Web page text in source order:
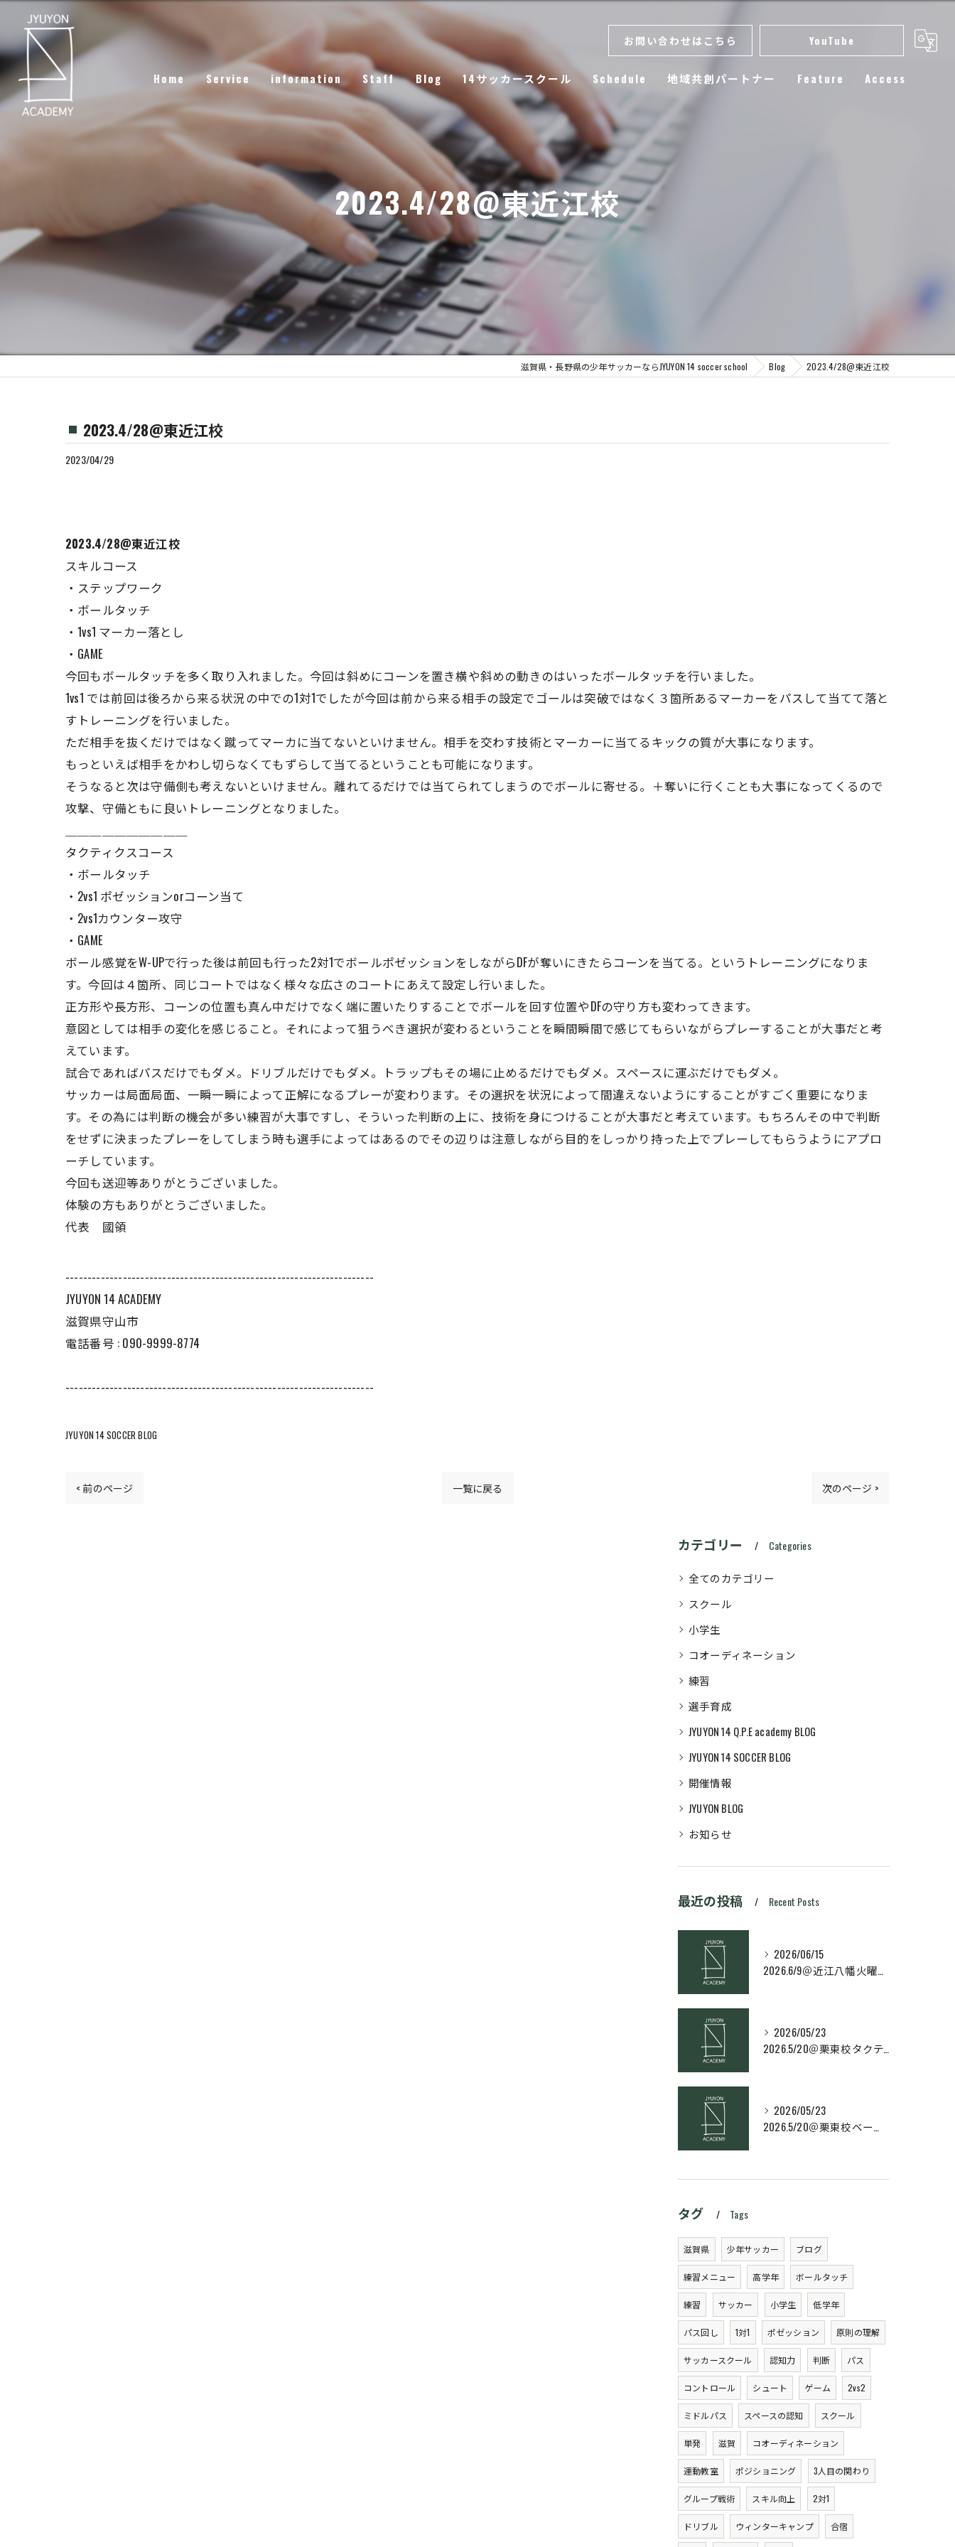
お問い合わせはこちら YouTube
Home Service information Staff Blog
Column
14サッカースクール Schedule 地域共創パートナー Feature Access
2023.4/28@東近江校
滋賀県・長野県の少年サッカーならJYUYON 14 soccer school Blog 2023.4/28@東近江校
2023.4/28@東近江校
2023/04/29
2023.4/28@東近江校
スキルコース
・ステップワーク
・ボールタッチ
・1vs1 マーカー落とし
・GAME
今回もボールタッチを多く取り入れました。今回は斜めにコーンを置き横や斜めの動きのはいったボールタッチを行いました。
1vs1 では前回は後ろから来る状況の中での1対1でしたが今回は前から来る相手の設定でゴールは突破ではなく３箇所あるマーカーをパスして当てて落と
すトレーニングを行いました。
ただ相手を抜くだけではなく蹴ってマーカに当てないといけません。相手を交わす技術とマーカーに当てるキックの質が大事になります。
もっといえば相手をかわし切らなくてもずらして当てるということも可能になります。
そうなると次は守備側も考えないといけません。離れてるだけでは当てられてしまうのでボールに寄せる。＋奪いに行くことも大事になってくるので
攻撃、守備ともに良いトレーニングとなりました。
タクティクスコース
・ボールタッチ
・2vs1 ポゼッションorコーン当て
・2vs1カウンター攻守
・GAME
ボール感覚をW-UPで行った後は前回も行った2対1でボールポゼッションをしながらDFが奪いにきたらコーンを当てる。というトレーニングになりま
す。今回は４箇所、同じコートではなく様々な広さのコートにあえて設定し行いました。
正方形や長方形、コーンの位置も真ん中だけでなく端に置いたりすることでボールを回す位置やDFの守り方も変わってきます。
意図としては相手の変化を感じること。それによって狙うべき選択が変わるということを瞬間瞬間で感じてもらいながらプレーすることが大事だと考
えています。
試合であればパスだけでもダメ。ドリブルだけでもダメ。トラップもその場に止めるだけでもダメ。スペースに運ぶだけでもダメ。
サッカーは局面局面、一瞬一瞬によって正解になるプレーが変わります。その選択を状況によって間違えないようにすることがすごく重要になりま
す。その為には判断の機会が多い練習が大事ですし、そういった判断の上に、技術を身につけることが大事だと考えています。もちろんその中で判断
をせずに決まったプレーをしてしまう時も選手によってはあるのでその辺りは注意しながら目的をしっかり持った上でプレーしてもらうようにアプロ
ーチしています。
今回も送迎等ありがとうございました。
体験の方もありがとうございました。
代表 國領
----------------------------------------------------------------------
JYUYON 14 ACADEMY
滋賀県守山市
電話番号 : 090-9999-8774
----------------------------------------------------------------------
JYUYON 14 SOCCER BLOG
< 前のページ 一覧に戻る 次のページ >
カテゴリー Categories
全てのカテゴリー
スクール
小学生
コオーディネーション
練習
選手育成
JYUYON 14 Q.P.E academy BLOG
JYUYON 14 SOCCER BLOG
開催情報
JYUYON BLOG
お知らせ
最近の投稿 Recent Posts
2026/06/15
2026.6/9＠近江八幡火曜日校スキルコース
2026/05/23
2026.5/20＠栗東校タクティクス・ネクストコース
2026/05/23
2026.5/20＠栗東校ベーシック・スキルコース
タグ Tags
滋賀県 少年サッカー ブログ
練習メニュー 高学年 ボールタッチ
練習 サッカー 小学生 低学年
パス回し 1対1 ポゼッション 原則の理解
サッカースクール 認知力 判断 パス
コントロール シュート ゲーム 2vs2
ミドルパス スペースの認知 スクール
単発 滋賀 コオーディネーション
運動教室 ポジショニング 3人目の関わり
グループ戦術 スキル向上 2対1
ドリブル ウィンターキャンプ 合宿